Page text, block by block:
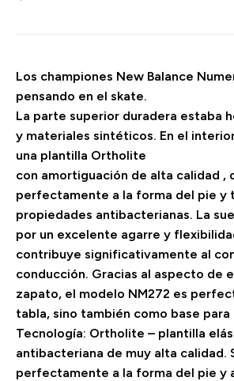
Los championes New Balance
pensando en el skate.
La parte superior duradera estaba
y materiales sintéticos. En el
una plantilla Ortholite
con amortiguación de alta calidad ,
perfectamente a la forma del pie y
propiedades antibacterianas. La
por un excelente agarre y
contribuye significativamente al
conducción. Gracias al aspecto de
zapato, el modelo NM272 es
tabla, sino también como base
Tecnología: Ortholite – plantilla
antibacteriana de muy alta calidad.
perfectamente a la forma del pie y